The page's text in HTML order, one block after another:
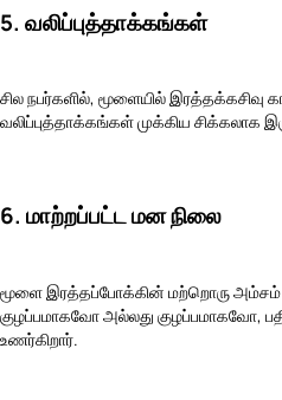
5. வலிப்புத்தாக்கங்கள்
சில நபர்களில், மூளையில் இரத்தக்கசிவு
வலிப்புத்தாக்கங்கள் முக்கிய சிக்கலாக
6. மாற்றப்பட்ட மன நிலை
மூளை இரத்தப்போக்கின் மற்றொரு
குழப்பமாகவோ அல்லது குழப்பமாகவோ,
உணர்கிறார்.